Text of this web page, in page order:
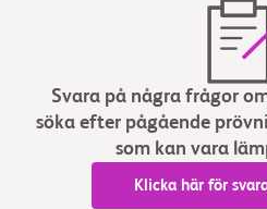
Svara på några frågor
söka efter pågående
som kan vara
Klicka här för